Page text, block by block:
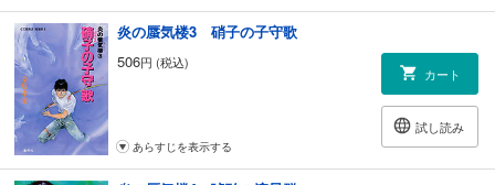
炎の蜃気楼3 硝子の子守歌
506円 (税込)
カート
試し読み
あらすじを表示する